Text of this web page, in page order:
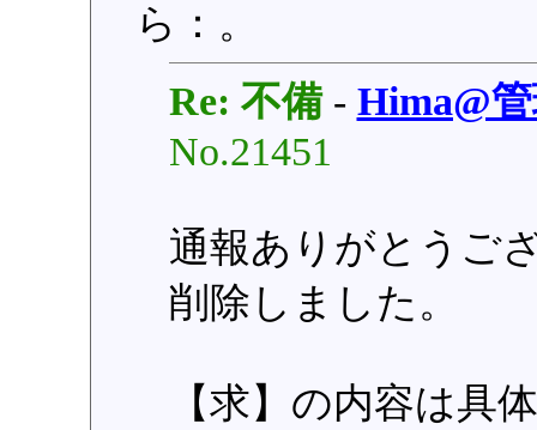
ら：。
Re: 不備- Hima@
No.21451
通報ありがとうご
削除しました。
【求】の内容は具